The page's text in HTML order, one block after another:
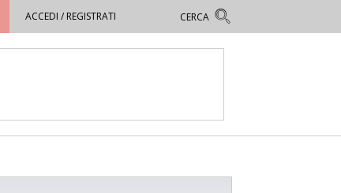
ACCEDI / REGISTRATI